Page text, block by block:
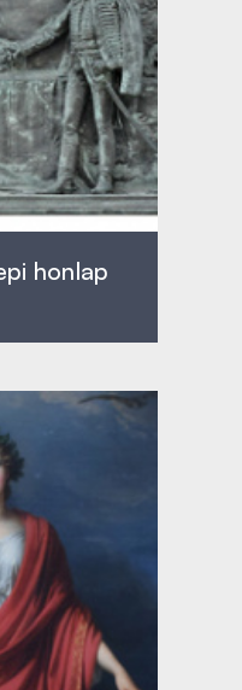
honlap